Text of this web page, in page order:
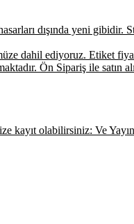
dışında yeni gibidir.
dahil ediyoruz. Etiket
Ön Sipariş ile satın
kayıt olabilirsiniz: Ve